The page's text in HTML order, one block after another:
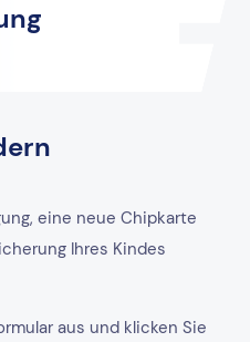
eine neue Chipkarte
Ihres Kindes
aus und klicken Sie